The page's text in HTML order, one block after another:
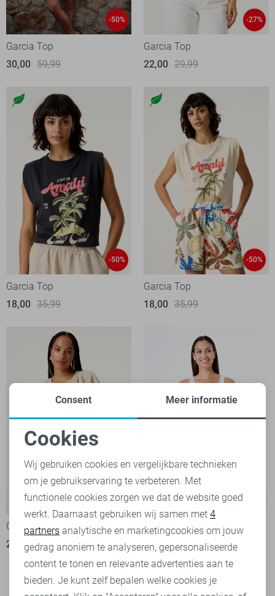
-50%
Garcia Top
30,00 59,99
-27%
Garcia Top
22,00 29,99
-50%
Garcia Top
18,00 35,99
-50%
Garcia Top
18,00 35,99
-50%
Garcia Top
25,00 49,99
Garcia Top
17,95 29,99
Filter 2
Noodzakelijke cookies
Personalisatie cookies
Analytische cookies
Marketing cookies
Consent Meer informatie
Cookies
Wij gebruiken cookies en vergelijkbare technieken
om je gebruikservaring te verbeteren. Met
functionele cookies zorgen we dat de website goed
werkt. Daarnaast gebruiken wij samen met 4
partners analytische en marketingcookies om jouw
gedrag anoniem te analyseren, gepersonaliseerde
content te tonen en relevante advertenties aan te
bieden. Je kunt zelf bepalen welke cookies je